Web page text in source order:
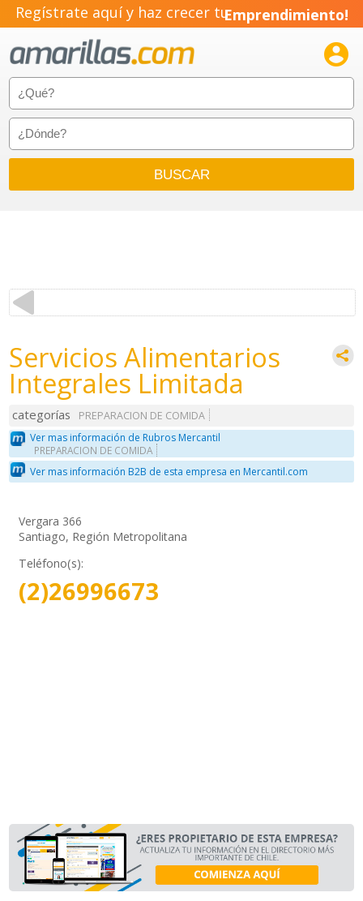
Regístrate aquí y haz crecer tuEmprendimiento!

Servicios Alimentarios
Integrales Limitada
categorías
PREPARACION DE COMIDA
Ver mas información de Rubros Mercantil
PREPARACION DE COMIDA
Ver mas información B2B de esta empresa en Mercantil.com
Vergara 366
Santiago, Región Metropolitana
Teléfono(s):
(2)26996673